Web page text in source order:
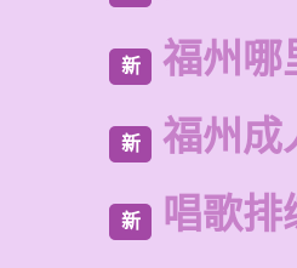
新 福州哪
新 福州成
新 唱歌排